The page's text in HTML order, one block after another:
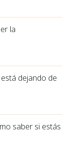
la
dejando de
saber si estás